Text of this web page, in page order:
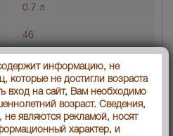
0.7 л
46
Односолодовый (Single
Malt)
12
Спейсайд (Speyside)
информацию, не
которые не достигли возраста
вход на сайт, Вам необходимо
возраст. Сведения,
не являются рекламой, носят
характер, и